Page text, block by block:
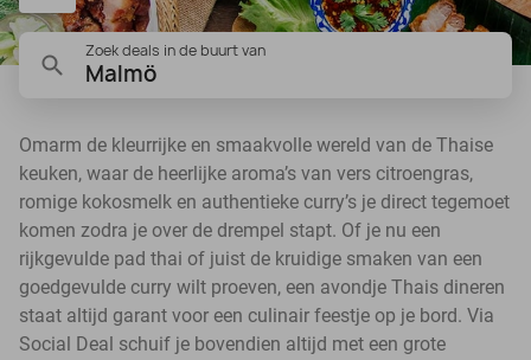
Zoek deals in de buurt van
Malmö
Omarm de kleurrijke en smaakvolle wereld van de Thaise
keuken, waar de heerlijke aroma’s van vers citroengras,
romige kokosmelk en authentieke curry’s je direct tegemoet
komen zodra je over de drempel stapt. Of je nu een
rijkgevulde pad thai of juist de kruidige smaken van een
goedgevulde curry wilt proeven, een avondje Thais dineren
staat altijd garant voor een culinair feestje op je bord. Via
Social Deal schuif je bovendien altijd met een grote